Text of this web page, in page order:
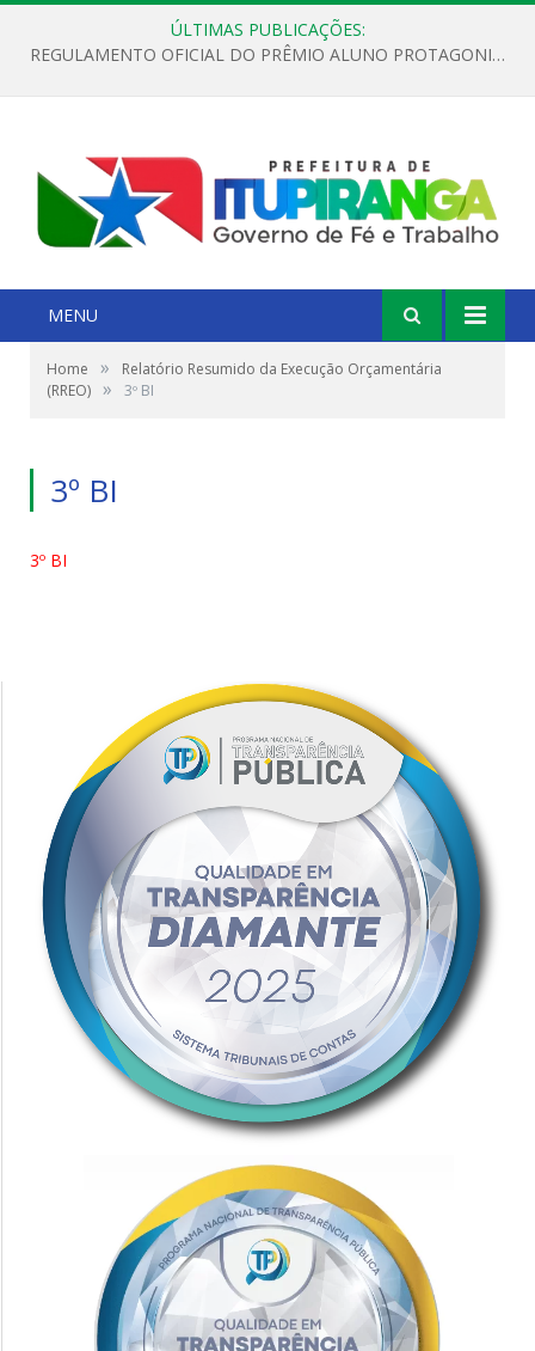
ÚLTIMAS PUBLICAÇÕES:
REGULAMENTO OFICIAL DO PRÊMIO ALUNO PROTAGONISTA – EDIÇÃO 2026
MENU
Home »
Relatório Resumido da Execução Orçamentária
(RREO) » 3º BI
3º BI
3º BI